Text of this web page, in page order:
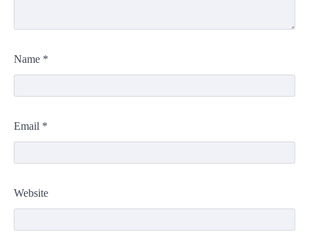
Name *
Email *
Website